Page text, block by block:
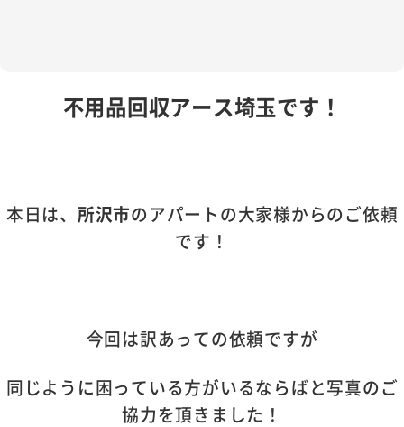
不用品回収アース埼玉です！
本日は、 所沢市のアパートの大家様からのご依頼
です！
今回は訳あっての依頼ですが
同じように困っている方がいるならばと写真のご
協力を頂きました！